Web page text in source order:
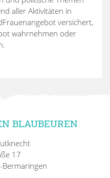
aller Aktivitäten in
versichert,
wahrnehmen oder
BLAUBEUREN
17